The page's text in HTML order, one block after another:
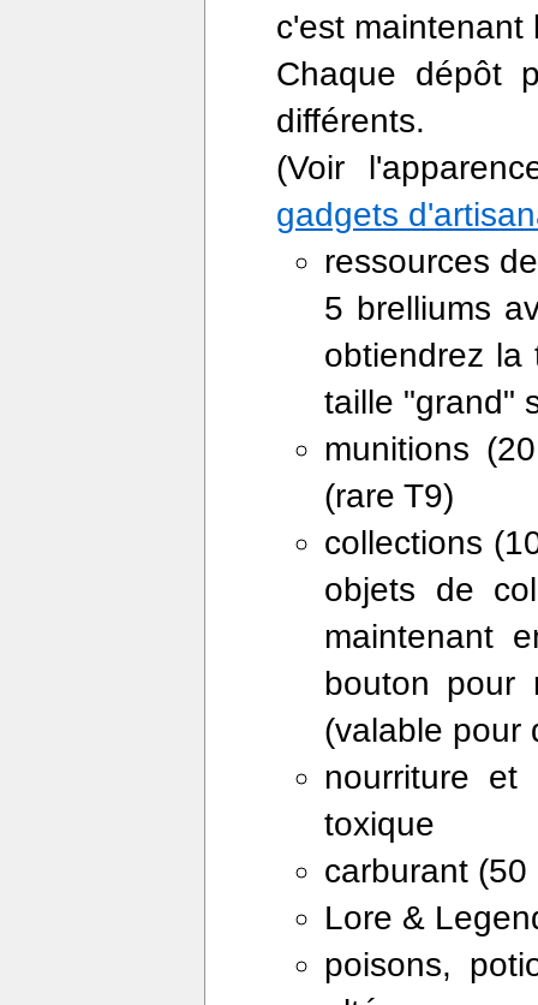
c'est maintenant
Chaque dépôt
différents.
(Voir
gadgets
ressources
5 brelliums
obtiendrez
taille "grand"
munitions
(rare T9)
collections
objets de
maintenant
bouton pour
(valable pour
nourriture
toxique
carburant
Lore &
poisons,